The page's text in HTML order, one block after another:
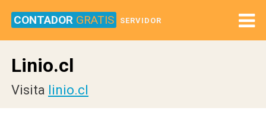
CONTADOR GRATIS SERVIDOR
Linio.cl
Visita linio.cl